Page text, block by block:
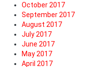
October 2017
September 2017
August 2017
July 2017
June 2017
May 2017
April 2017